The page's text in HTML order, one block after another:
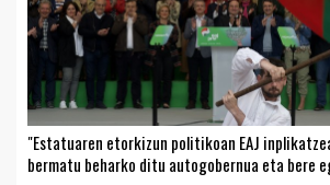
"Estatuaren etorkizun politikoan EAJ
bermatu beharko ditu autogobernua eta bere